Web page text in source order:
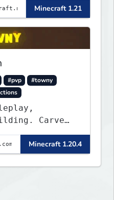
a plethora of
modes,
new
Minecraft 1.21
#pvp
#towny
Carve
on a 1:1000
tanks,
more.
side by
Minecraft 1.20.4